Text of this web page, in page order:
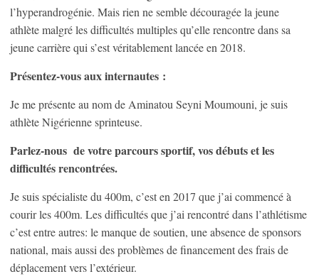
l’hyperandrogénie. Mais rien ne semble découragée la jeune
athlète malgré les difficultés multiples qu’elle rencontre dans sa
jeune carrière qui s’est véritablement lancée en 2018.
Présentez-vous aux internautes :
Je me présente au nom de Aminatou Seyni Moumouni, je suis
athlète Nigérienne sprinteuse.
Parlez-nous de votre parcours sportif, vos débuts et les
difficultés rencontrées.
Je suis spécialiste du 400m, c’est en 2017 que j’ai commencé à
courir les 400m. Les difficultés que j’ai rencontré dans l’athlétisme
c’est entre autres: le manque de soutien, une absence de sponsors
national, mais aussi des problèmes de financement des frais de
déplacement vers l’extérieur.